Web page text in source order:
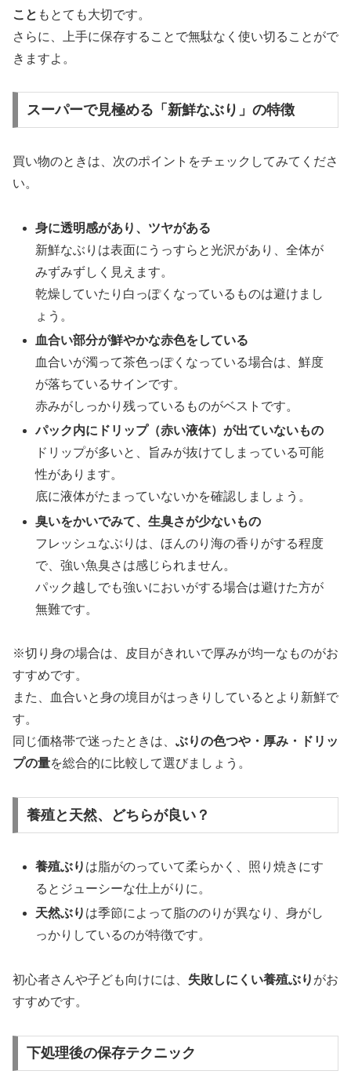
こと もとても大切です。
さらに、上手に保存することで無駄なく使い切ることがで
きますよ。
スーパーで見極める「新鮮なぶり」の特徴
買い物のときは、次のポイントをチェックしてみてくださ
い。
身に透明感があり、ツヤがある
新鮮なぶりは表面にうっすらと光沢があり、全体が
みずみずしく見えます。
乾燥していたり白っぽくなっているものは避けまし
ょう。
血合い部分が鮮やかな赤色をしている
血合いが濁って茶色っぽくなっている場合は、鮮度
が落ちているサインです。
赤みがしっかり残っているものがベストです。
パック内にドリップ（赤い液体）が出ていないもの
ドリップが多いと、旨みが抜けてしまっている可能
性があります。
底に液体がたまっていないかを確認しましょう。
臭いをかいでみて、生臭さが少ないもの
フレッシュなぶりは、ほんのり海の香りがする程度
で、強い魚臭さは感じられません。
パック越しでも強いにおいがする場合は避けた方が
無難です。
※切り身の場合は、皮目がきれいで厚みが均一なものがお
すすめです。
また、血合いと身の境目がはっきりしているとより新鮮で
す。
同じ価格帯で迷ったときは、 ぶりの色つや・厚み・ドリッ
プの量を総合的に比較して選びましょう。
養殖と天然、どちらが良い？
養殖ぶり は脂がのっていて柔らかく、照り焼きにす
るとジューシーな仕上がりに。
天然ぶり は季節によって脂ののりが異なり、身がし
っかりしているのが特徴です。
初心者さんや子ども向けには、 失敗しにくい養殖ぶり がお
すすめです。
下処理後の保存テクニック